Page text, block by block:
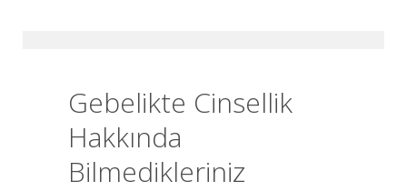
Gebelikte Cinsellik
Hakkında
Bilmedikleriniz